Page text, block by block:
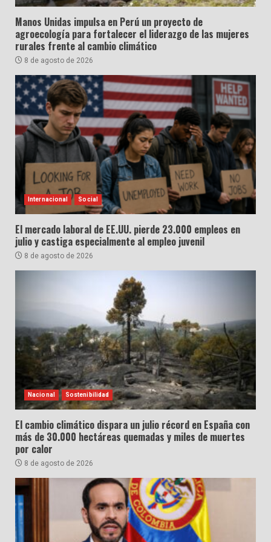
Manos Unidas impulsa en Perú un proyecto de
agroecología para fortalecer el liderazgo de las mujeres
rurales frente al cambio climático
8 de agosto de 2026
Internacional Social
El mercado laboral de EE.UU. pierde 23.000 empleos en
julio y castiga especialmente al empleo juvenil
8 de agosto de 2026
Nacional Sostenibilidad
El cambio climático dispara un julio récord en España con
más de 30.000 hectáreas quemadas y miles de muertes
por calor
8 de agosto de 2026